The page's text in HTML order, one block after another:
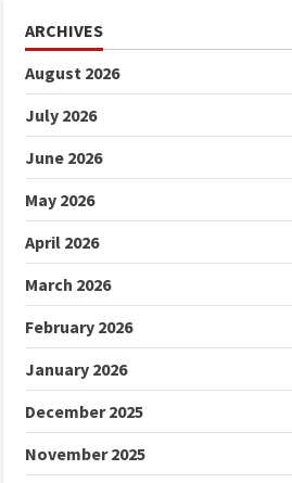
ARCHIVES
August 2026
July 2026
June 2026
May 2026
April 2026
March 2026
February 2026
January 2026
December 2025
November 2025